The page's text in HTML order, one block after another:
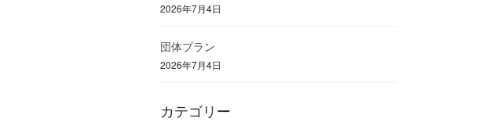
2026年7月4日
団体プラン
2026年7月4日
カテゴリー